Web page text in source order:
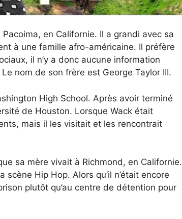
en Californie. Il a grandi avec sa
à une famille afro-américaine. Il préfère
il n’y a donc aucune information
nom de son frère est George Taylor III.
High School. Après avoir terminé
de Houston. Lorsque Wack était
mais il les visitait et les rencontrait
sa mère vivait à Richmond, en Californie.
Hip Hop. Alors qu’il n’était encore
plutôt qu’au centre de détention pour